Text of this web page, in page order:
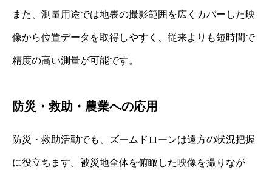
また、測量用途では地表の撮影範囲を広くカバーした映
像から位置データを取得しやすく、従来よりも短時間で
精度の高い測量が可能です。
防災・救助・農業への応用
防災・救助活動でも、ズームドローンは遠方の状況把握
に役立ちます。被災地全体を俯瞰した映像を撮りなが